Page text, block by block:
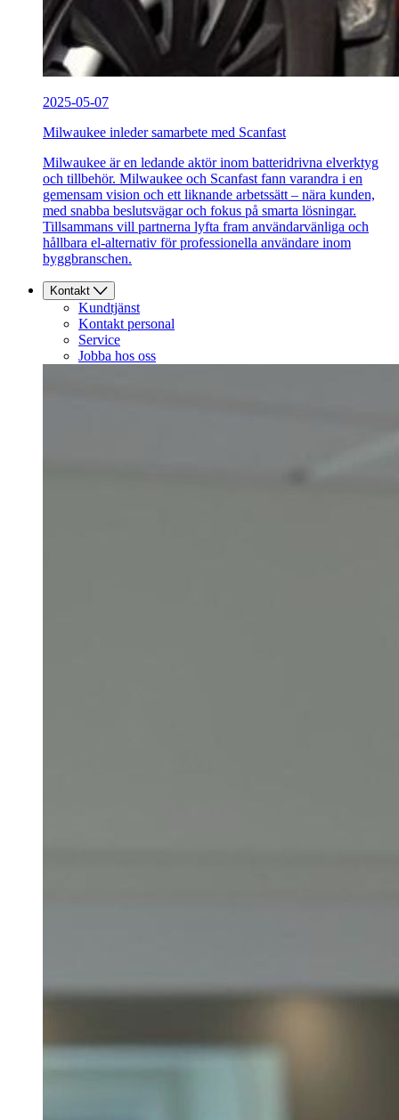
2025-05-07
Milwaukee inleder samarbete med Scanfast
Milwaukee är en ledande aktör inom batteridrivna elverktyg
och tillbehör. Milwaukee och Scanfast fann varandra i en
gemensam vision och ett liknande arbetssätt – nära kunden,
med snabba beslutsvägar och fokus på smarta lösningar.
Tillsammans vill partnerna lyfta fram användarvänliga och
hållbara el-alternativ för professionella användare inom
byggbranschen.
Kontakt
Kundtjänst
Kontakt personal
Service
Jobba hos oss